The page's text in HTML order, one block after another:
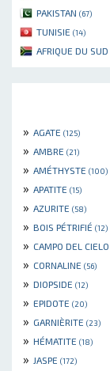
PAKISTAN (67)
TUNISIE (14)
AFRIQUE DU SUD
» AGATE (125)
» AMBRE (21)
» AMÉTHYSTE (100)
» APATITE (15)
» AZURITE (58)
» BOIS PÉTRIFIÉ (12)
» CAMPO DEL CIELO
» CORNALINE (56)
» DIOPSIDE (12)
» EPIDOTE (20)
» GARNIÈRITE (23)
» HÉMATITE (18)
» JASPE (172)